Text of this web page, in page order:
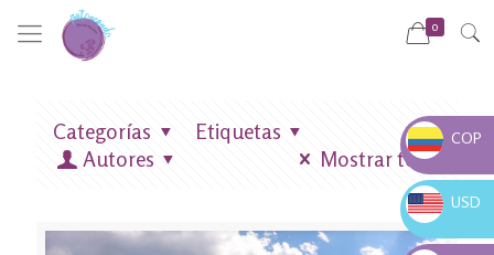
0
Categorías
Etiquetas
Autores
Mostrar todo
COP $
COP
USD $
USD